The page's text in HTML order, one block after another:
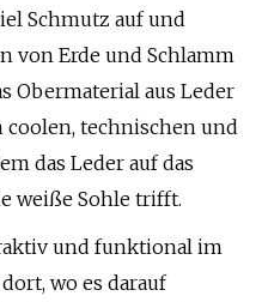
Schmutz auf und
von Erde und Schlamm
Obermaterial aus Leder
technischen und
das Leder auf das
weiße Sohle trifft.
und funktional im
wo es darauf